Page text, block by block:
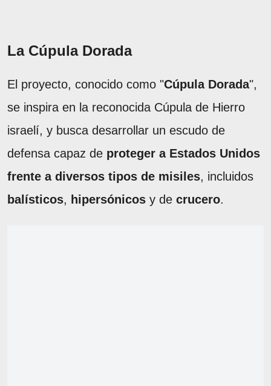
La Cúpula Dorada
El proyecto, conocido como "Cúpula Dorada",
se inspira en la reconocida Cúpula de Hierro
israelí, y busca desarrollar un escudo de
defensa capaz de proteger a Estados Unidos
frente a diversos tipos de misiles, incluidos
balísticos, hipersónicos y de crucero.